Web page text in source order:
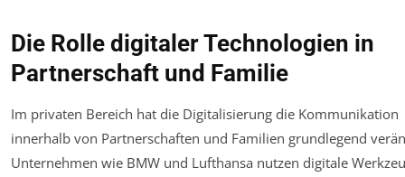
Die Rolle digitaler Technologien in
Partnerschaft und Familie
Im privaten Bereich hat die Digitalisierung die Kommunikation
innerhalb von Partnerschaften und Familien grundlegend
Unternehmen wie BMW und Lufthansa nutzen digitale